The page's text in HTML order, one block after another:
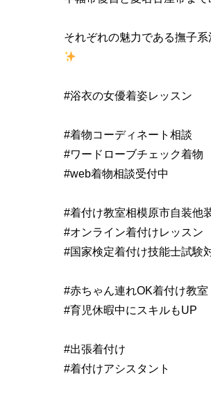
それぞれの魅力である撫子
#浴衣の女優着姿レッスン
#着物コーディネート相談
#ワードローブチェック着物
#web着物相談受付中
#着付け教室相模原市自装他
#オンライン着付けレッスン
#国家検定着付け技能士試験
#赤ちゃん連れOK着付け教室
#育児休暇中にスキルもUP
#出張着付け
#着付けアシスタント